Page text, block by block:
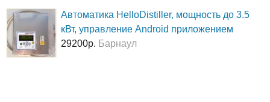
Автоматика HelloDistiller, мощность до 3.5
кВт, управление Android приложением
29200р. Барнаул